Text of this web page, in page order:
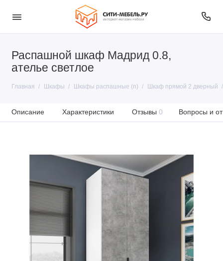
Распашной шкаф Мадрид 0.8,
ателье светлое
Главная Шкафы Шкафы распашные (п) Шкаф прямой 2 дверный
Описание Характеристики Отзывы 0 Вопросы и